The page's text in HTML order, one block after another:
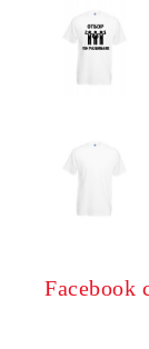
Facebook